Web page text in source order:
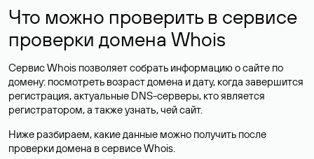
Что можно проверить в сервисе
проверки домена Whois
Сервис Whois позволяет собрать информацию о сайте по
домену: посмотреть возраст домена и дату, когда завершится
регистрация, актуальные DNS-серверы, кто является
регистратором, а также узнать, чей сайт.
Ниже разбираем, какие данные можно получить после
проверки домена в сервисе Whois.